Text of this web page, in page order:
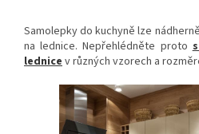
Samolepky do kuchyně lze
na lednice. Nepřehlédněte proto
lednicev různých vzorech a